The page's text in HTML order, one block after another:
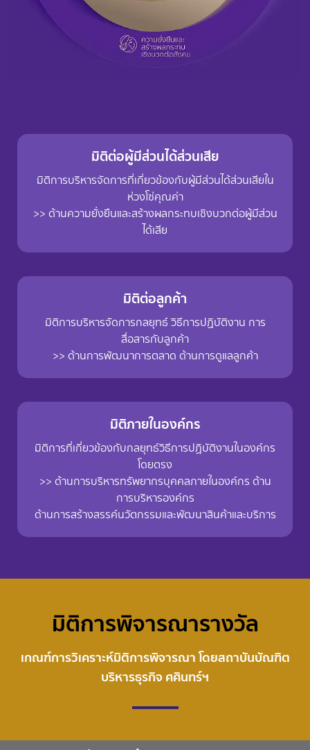
มิติต่อผู้มีส่วนได้ส่วนเสีย
มิติการบริหารจัดการที่เกี่ยวข้องกับผู้มีส่วนได้ส่วนเสียใน
ห่วงโซ่คุณค่า
>> ด้านความยั่งยืนและสร้างผลกระทบเชิงบวกต่อผู้มีส่วน
ได้เสีย
มิติต่อลูกค้า
มิติการบริหารจัดการกลยุทธ์ วิธีการปฏิบัติงาน การ
สื่อสารกับลูกค้า
>> ด้านการพัฒนาการตลาด ด้านการดูแลลูกค้า
มิติภายในองค์กร
มิติการที่เกี่ยวข้องกับกลยุทธ์วิธีการปฏิบัติงานในองค์กร
โดยตรง
>> ด้านการบริหารทรัพยากรบุคคลภายในองค์กร ด้าน
การบริหารองค์กร
ด้านการสร้างสรรค์นวัตกรรมและพัฒนาสินค้าและบริการ
มิติการพิจารณารางวัล
เกณฑ์การวิเคราะห์มิติการพิจารณา โดยสถาบันบัณฑิต
บริหารธุรกิจ ศศินทร์ฯ